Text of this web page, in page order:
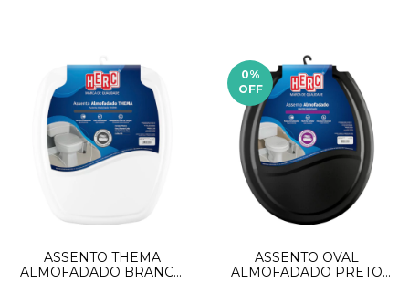
ASSENTO THEMA
ALMOFADADO BRANCO
0%
OFF
ASSENTO OVAL
ALMOFADADO PRETO